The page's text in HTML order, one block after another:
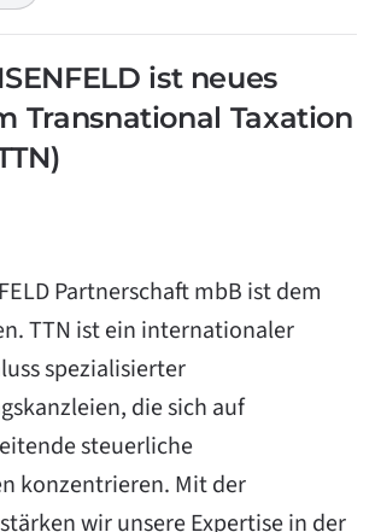
ist neues
Transnational Taxation
Partnerschaft mbB ist dem
TTN ist ein internationaler
spezialisierter
die sich auf
steuerliche
konzentrieren. Mit der
wir unsere Expertise in der